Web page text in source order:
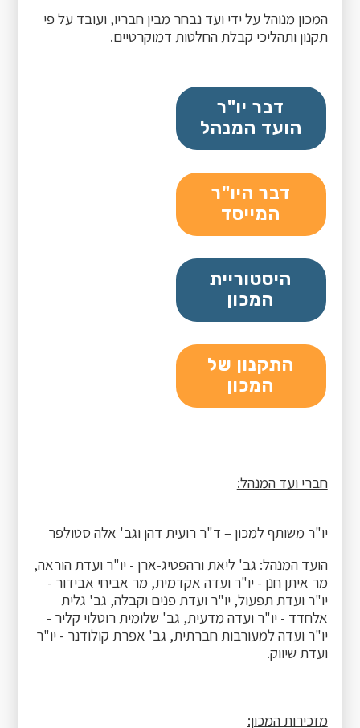
המכון מנוהל על ידי ועד נבחר מבין חבריו, ועובד על פי
תקנון ותהליכי קבלת החלטות דמוקרטיים.
דבר יו"ר
הועד המנהל
דבר היו"ר
המייסד
היסטוריית
המכון
התקנון של
המכון
חברי ועד המנהל:
יו"ר משותף למכון – ד"ר רועית דהן וגב' אלה סטולפר
הועד המנהל: גב' ליאת ורהפטיג-ארן - יו"ר ועדת הוראה,
מר איתן חנן - יו"ר ועדה אקדמית, מר אביחי אבידור -
יו"ר ועדת תפעול, יו"ר ועדת פנים וקבלה, גב' גלית
אלחדד - יו"ר ועדה מדעית, גב' שלומית רוטלוי קליר -
יו"ר ועדה למעורבות חברתית, גב' אפרת קולודנר - יו"ר
ועדת שיווק.
מזכירות המכון: